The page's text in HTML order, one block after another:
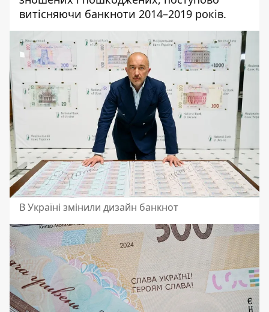
витісняючи банкноти 2014–2019 років.
В Україні змінили дизайн банкнот